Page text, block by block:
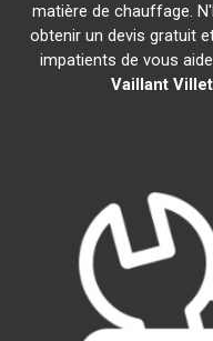
matière de chauffage.
obtenir un devis gratuit
impatients de vous
Vaillant